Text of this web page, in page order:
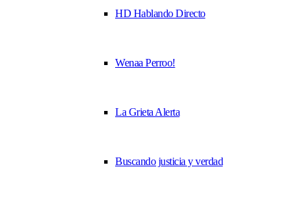
HD Hablando Directo
Wenaa Perroo!
La Grieta Alerta
Buscando justicia y verdad